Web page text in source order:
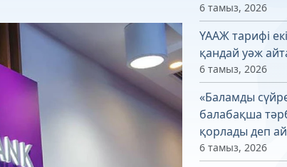
6 тамыз, 2026
ҮААЖ тарифі
қандай уәж
6 тамыз, 2026
«Баламды
балабақша
қорлады деп
6 тамыз, 2026